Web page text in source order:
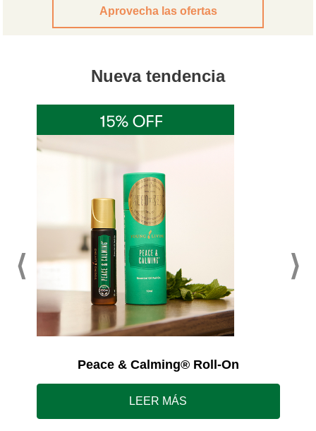
Aprovecha las ofertas
Nueva tendencia
Peace & Calming® Roll-On
LEER MÁS